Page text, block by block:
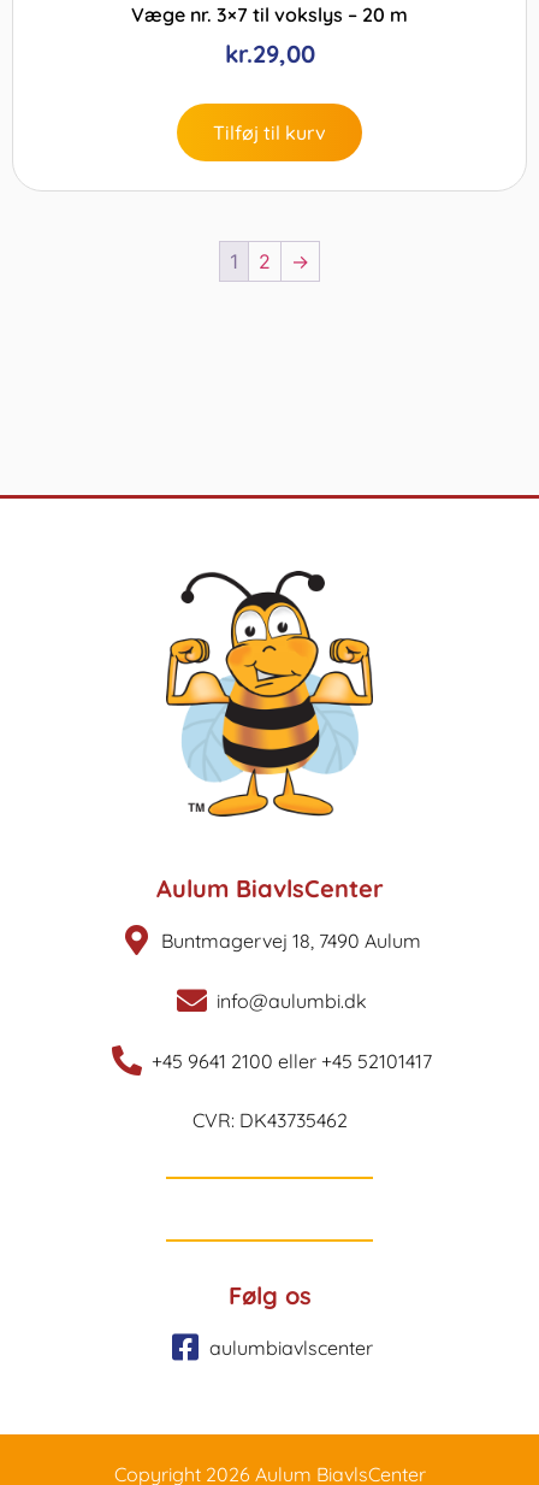
Væge nr. 3×7 til vokslys – 20 m
kr.29,00
Tilføj til kurv
1 2 →
Aulum BiavlsCenter
Buntmagervej 18, 7490 Aulum
info@aulumbi.dk
+45 9641 2100 eller +45 52101417
CVR: DK43735462
Følg os
aulumbiavlscenter
Copyright 2026 Aulum BiavlsCenter